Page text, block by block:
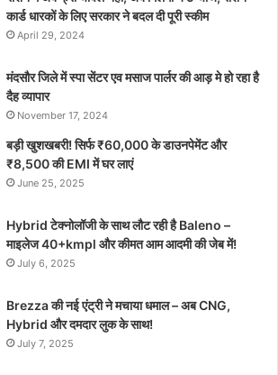
कार्ड धारकों के लिए सरकार ने बदल दी पूरी स्कीम
April 29, 2024
मंदसौर जिले में स्पा सेंटर एव मसाज पार्लर की आड़ मे हो रहा है
दैह व्यापार
November 17, 2024
बड़ी खुशखबरी! सिर्फ ₹60,000 के डाउनपेमेंट और
₹8,500 की EMI में घर लाएं
June 25, 2025
Hybrid टेक्नोलॉजी के साथ लौट रही है Baleno –
माइलेज 40+kmpl और कीमत आम आदमी की जेब में!
July 6, 2025
Brezza की नई एंट्री ने मचाया धमाल – अब CNG,
Hybrid और दमदार लुक के साथ!
July 7, 2025